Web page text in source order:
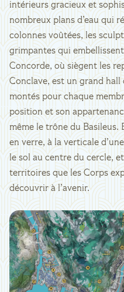
intérieurs gracieux et
nombreux plans d’eau qui
colonnes voûtées, les
grimpantes qui
Concorde, où siègent les
Conclave, est un grand
montés pour chaque
position et son
même le trône du Basileus.
en verre, à la verticale
le sol au centre du cercle,
territoires que les Corps
découvrir à l’avenir.